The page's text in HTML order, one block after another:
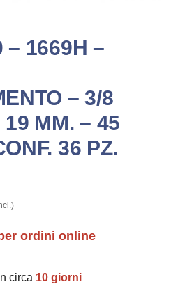
– 1669H –
– 3/8
MM. – 45
36 PZ.
ordini online
circa 10 giorni